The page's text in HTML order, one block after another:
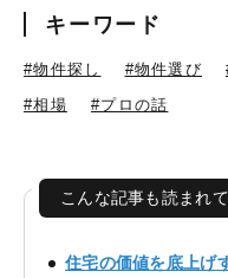
キーワード
#物件探し #物件選び
#相場
#プロの話
こんな記事も読まれ
住宅の価値を底上げ